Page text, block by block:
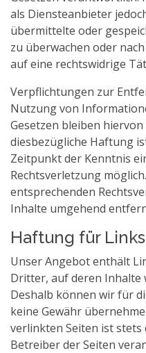
als Diensteanbieter
übermittelte oder
zu überwachen oder
auf eine rechtswidrige
Verpflichtungen zur
Nutzung von
Gesetzen bleiben
diesbezügliche Haftung
Zeitpunkt der Kenntnis
Rechtsverletzung
entsprechenden
Inhalte umgehend
Haftung für Links
Unser Angebot enthält
Dritter, auf deren Inhalte
Deshalb können wir für
keine Gewähr
verlinkten Seiten ist
Betreiber der Seiten